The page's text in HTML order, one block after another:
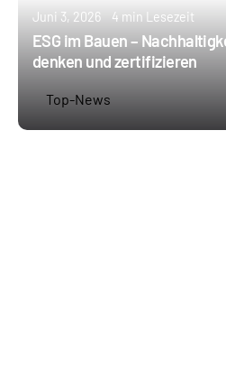
Juni 3, 2026 4 min Lesezeit
ESG im Bauen –
denken und zertifizieren
Top-News